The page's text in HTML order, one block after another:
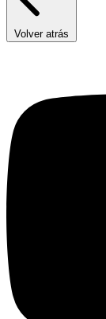
Volver atrás